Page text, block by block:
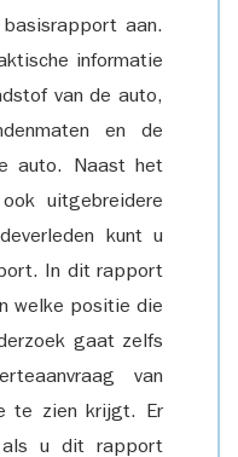
aan.
informatie
van de auto,
en de
auto. Naast het
uitgebreidere
kunt u
In dit rapport
welke positie die
gaat zelfs
van
te zien krijgt. Er
u dit rapport